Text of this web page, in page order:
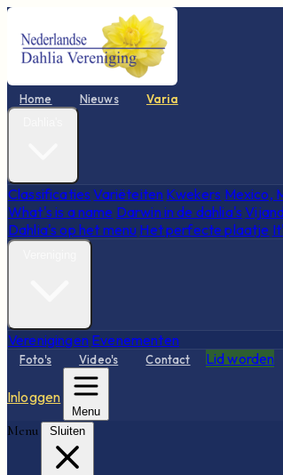
Home Nieuws Varia
Classificaties Variëteiten Kwekers Mexico,
What's is a name Darwin in de dahlia's
Dahlia's op het menu Het perfecte plaatje
Verenigingen Evenementen
Foto's Video's Contact Lid worden
Inloggen
Menu
Menu Sluiten